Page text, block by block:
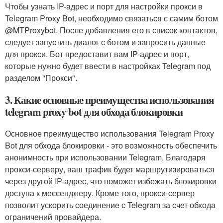
Чтобы узнать IP-адрес и порт для настройки прокси в
Telegram Proxy Bot, необходимо связаться с самим ботом
@MTProxybot. После добавления его в список контактов,
следует запустить диалог с ботом и запросить данные
для прокси. Бот предоставит вам IP-адрес и порт,
которые нужно будет ввести в настройках Telegram под
разделом "Прокси".
3. Какие основные преимущества использования
telegram proxy bot для обхода блокировки
Основное преимущество использования Telegram Proxy
Bot для обхода блокировки - это возможность обеспечить
анонимность при использовании Telegram. Благодаря
прокси-серверу, ваш трафик будет маршрутизироваться
через другой IP-адрес, что поможет избежать блокировки
доступа к мессенджеру. Кроме того, прокси-сервер
позволит ускорить соединение с Telegram за счет обхода
ограничений провайдера.